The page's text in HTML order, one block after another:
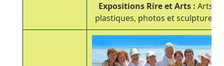
Expositions Rire et Arts :Arts
plastiques, photos et sculptures